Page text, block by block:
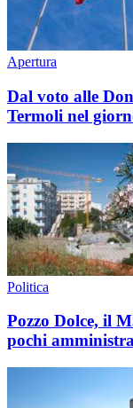
Apertura
Dal voto alle
Termoli nel
Politica
Pozzo Dolce, il
pochi